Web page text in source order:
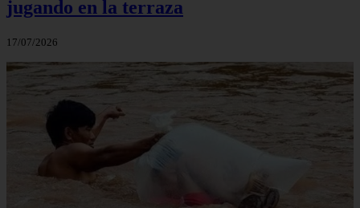
jugando en la terraza
17/07/2026